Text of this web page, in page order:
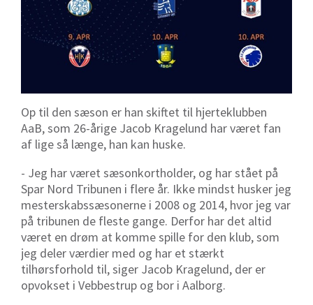
Op til den sæson er han skiftet til hjerteklubben
AaB, som 26-årige Jacob Kragelund har været fan
af lige så længe, han kan huske.
- Jeg har været sæsonkortholder, og har stået på
Spar Nord Tribunen i flere år. Ikke mindst husker jeg
mesterskabssæsonerne i 2008 og 2014, hvor jeg var
på tribunen de fleste gange. Derfor har det altid
været en drøm at komme spille for den klub, som
jeg deler værdier med og har et stærkt
tilhørsforhold til, siger Jacob Kragelund, der er
opvokset i Vebbestrup og bor i Aalborg.